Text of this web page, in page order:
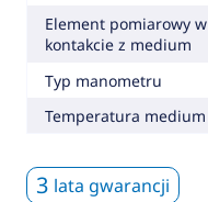
Element pomiarowy w
kontakcie z medium
Typ manometru
Temperatura medium
3 lata gwarancji